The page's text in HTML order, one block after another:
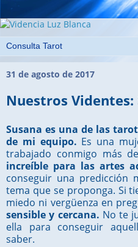
31 de agosto de 2017
Nuestros Videntes:
Susana es una de las
de mi equipo. Es una
trabajado conmigo más
increíble para las artes
conseguir una predicción
tema que se proponga. Si
miedo ni vergüenza en
sensible y cercana. No te
ella para conseguir
saber.